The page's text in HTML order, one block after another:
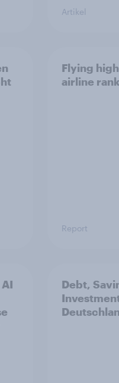
Artikel
Flying
airline
Report
Debt,